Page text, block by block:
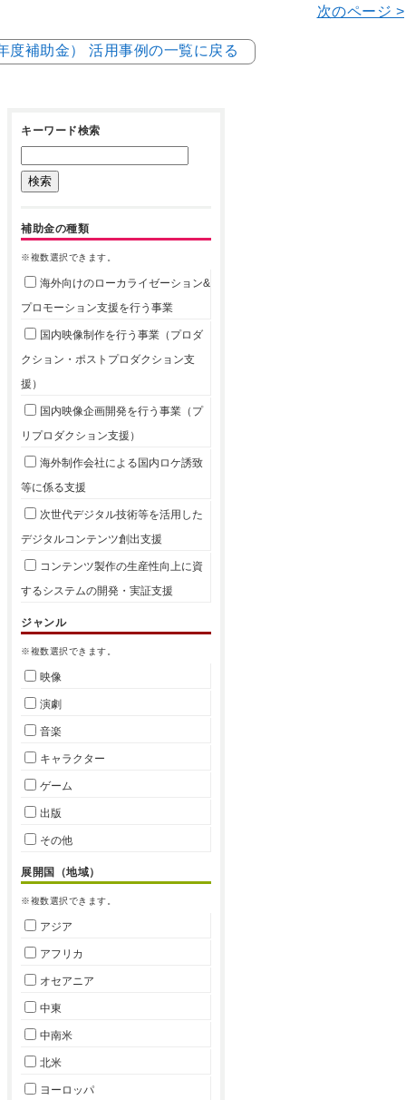
次のページ >
度補助金） 活用事例の一覧に戻る
キーワード検索
補助金の種類
※複数選択できます。
海外向けのローカライゼーション&
プロモーション支援を行う事業
国内映像制作を行う事業（プロダ
クション・ポストプロダクション支
援）
国内映像企画開発を行う事業（プ
リプロダクション支援）
海外制作会社による国内ロケ誘致
等に係る支援
次世代デジタル技術等を活用した
デジタルコンテンツ創出支援
コンテンツ製作の生産性向上に資
するシステムの開発・実証支援
ジャンル
※複数選択できます。
映像
演劇
音楽
キャラクター
ゲーム
出版
その他
展開国（地域）
※複数選択できます。
アジア
アフリカ
オセアニア
中東
中南米
北米
ヨーロッパ